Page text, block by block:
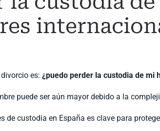
es: ¿puedo perder la custodia de mi
puede ser aún mayor debido a la
de custodia en España es clave para